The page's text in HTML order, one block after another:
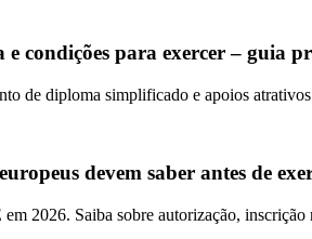
condições para exercer – guia
de diploma simplificado e apoios
devem saber antes de
2026. Saiba sobre autorização,